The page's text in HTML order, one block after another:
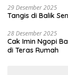
29 Desember 2025
Tangis di Balik
28 Desember 2025
Cak Imin Ngopi
di Teras Rumah